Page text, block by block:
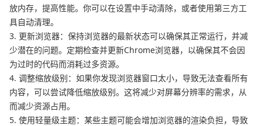
放内存，提高性能。你可以在设置中手动清除，或者使用第三方工
具自动清理。
3. 更新浏览器：保持浏览器的最新状态可以确保其正常运行，并减
少潜在的问题。定期检查并更新Chrome浏览器，以确保其不会因
为过时的代码而消耗过多资源。
4. 调整缩放级别：如果你发现浏览器窗口太小，导致无法查看所有
内容，可以尝试降低缩放级别。这将减少对屏幕分辨率的需求，从
而减少资源占用。
5. 使用轻量级主题：某些主题可能会增加浏览器的渲染负担，导致